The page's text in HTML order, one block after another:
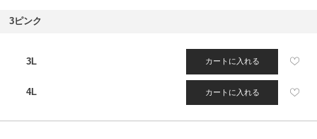
3ピンク
3L カートに入れる
4L カートに入れる